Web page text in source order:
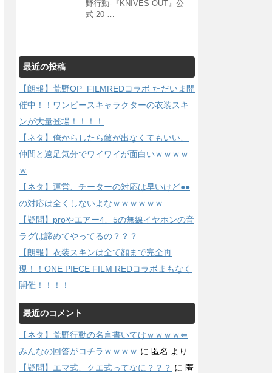
野行動-『KNIVES OUT』公
式 20 …
最近の投稿
【朗報】荒野OP_FILMREDコラボ ただいま開
催中！！ワンピースキャラクターの衣装スキ
ンが大量登場！！！！
【ネタ】俺からしたら敵が出なくてもいい、
仲間と遠足気分でワイワイが面白いｗｗｗｗ
ｗ
【ネタ】運営、チーターの対応は早いけど●●
の対応は全くしないよなｗｗｗｗｗｗ
【疑問】proやエアー4、5の無線イヤホンの音
ラグは諦めてやってるの？？？
【朗報】衣装スキンは全て顔まで完全再
現！！ONE PIECE FILM REDコラボまもなく
開催！！！！
最近のコメント
【ネタ】荒野行動の名言書いてけｗｗｗｗ⇐
みんなの回答がコチラｗｗｗｗ に 匿名 より
【疑問】エマ式、クエ式ってなに？？？ に 匿